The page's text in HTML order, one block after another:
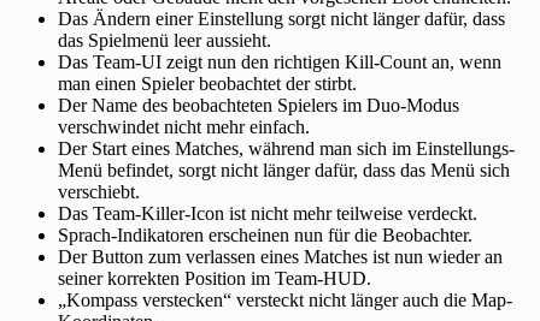
Das Ändern einer Einstellung sorgt nicht länger dafür, dass
das Spielmenü leer aussieht.
Das Team-UI zeigt nun den richtigen Kill-Count an, wenn
man einen Spieler beobachtet der stirbt.
Der Name des beobachteten Spielers im Duo-Modus
verschwindet nicht mehr einfach.
Der Start eines Matches, während man sich im Einstellungs-
Menü befindet, sorgt nicht länger dafür, dass das Menü sich
verschiebt.
Das Team-Killer-Icon ist nicht mehr teilweise verdeckt.
Sprach-Indikatoren erscheinen nun für die Beobachter.
Der Button zum verlassen eines Matches ist nun wieder an
seiner korrekten Position im Team-HUD.
„Kompass verstecken“ versteckt nicht länger auch die Map-